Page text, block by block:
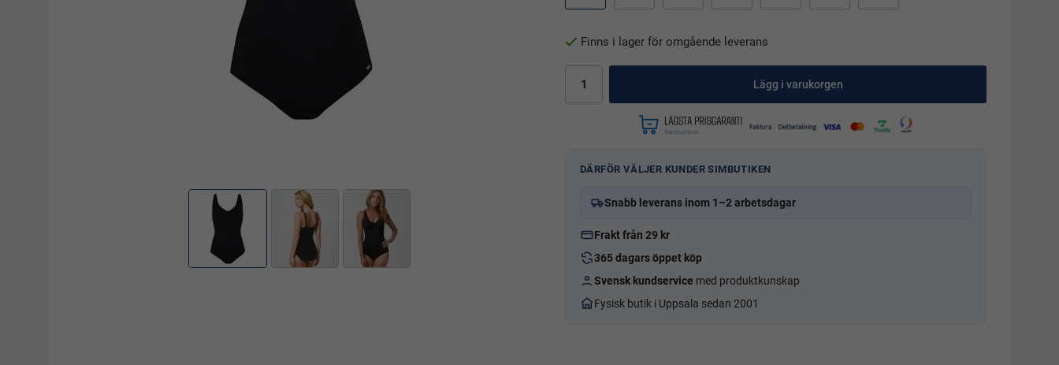
Finns i lager för omgående leverans
Lägg i varukorgen
DÄRFÖR VÄLJER KUNDER SIMBUTIKEN
Snabb leverans inom 1–2 arbetsdagar
Frakt från 29 kr
365 dagars öppet köp
Svensk kundservice med produktkunskap
Fysisk butik i Uppsala sedan 2001